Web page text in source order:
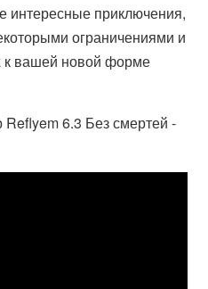
интересные приключения,
ограничениями и
вашей новой форме
6.3 Без смертей -